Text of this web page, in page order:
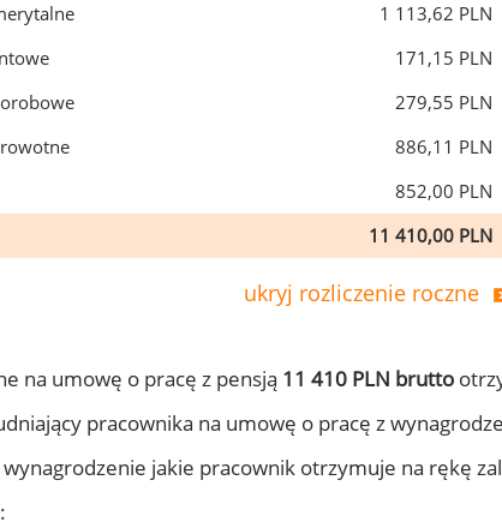
1 113,62 PLN
171,15 PLN
279,55 PLN
886,11 PLN
852,00 PLN
11 410,00 PLN
ukryj rozliczenie roczne
na umowę o pracę z pensją 11 410 PLN brutto
pracownika na umowę o pracę z
jakie pracownik otrzymuje na rękę